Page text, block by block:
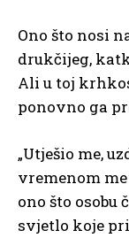
Ono što nosi
drukčijeg,
Ali u toj
ponovno ga
„Utješio me,
vremenom
ono što
svjetlo koje